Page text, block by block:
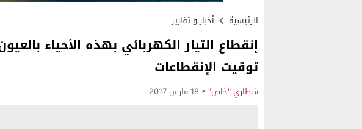
الرئيسية أخبار و تقارير
إنقطاع التيار الكهربائي بهذه الأحياء
توقيت الإنقطاعات
شطاري "خاص" 18 مارس 2017